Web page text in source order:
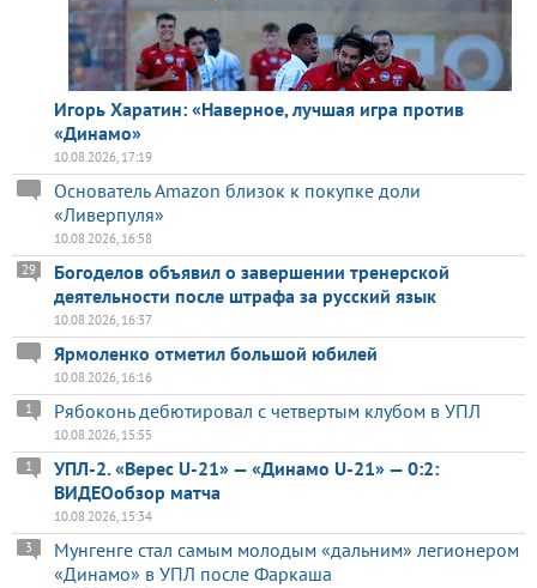
Игорь Харатин: «Наверное, лучшая игра против
«Динамо»
10.08.2026, 17:19
Основатель Amazon близок к покупке доли
«Ливерпуля»
10.08.2026, 16:58
Богоделов объявил о завершении тренерской
деятельности после штрафа за русский язык
29
10.08.2026, 16:37
Ярмоленко отметил большой юбилей
10.08.2026, 16:16
Рябоконь дебютировал с четвертым клубом в УПЛ
1
10.08.2026, 15:55
УПЛ-2. «Верес U-21» — «Динамо U-21» — 0:2:
ВИДЕОобзор матча
1
10.08.2026, 15:34
Мунгенге стал самым молодым «дальним» легионером
«Динамо» в УПЛ после Фаркаша
3